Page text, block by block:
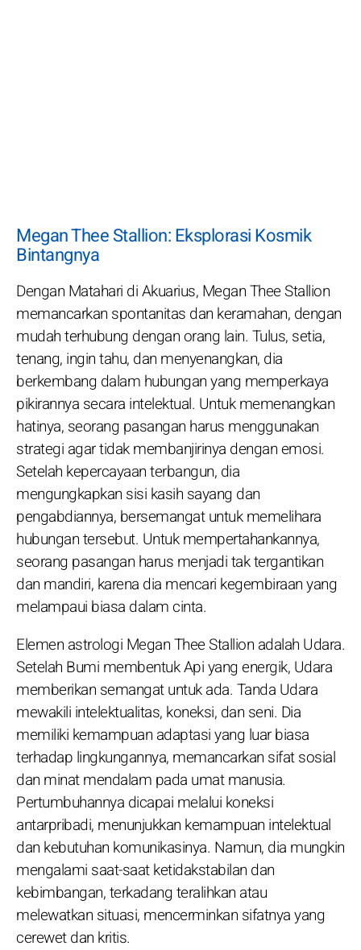
Megan Thee Stallion: Eksplorasi Kosmik
Bintangnya
Dengan Matahari di Akuarius, Megan Thee Stallion
memancarkan spontanitas dan keramahan, dengan
mudah terhubung dengan orang lain. Tulus, setia,
tenang, ingin tahu, dan menyenangkan, dia
berkembang dalam hubungan yang memperkaya
pikirannya secara intelektual. Untuk memenangkan
hatinya, seorang pasangan harus menggunakan
strategi agar tidak membanjirinya dengan emosi.
Setelah kepercayaan terbangun, dia
mengungkapkan sisi kasih sayang dan
pengabdiannya, bersemangat untuk memelihara
hubungan tersebut. Untuk mempertahankannya,
seorang pasangan harus menjadi tak tergantikan
dan mandiri, karena dia mencari kegembiraan yang
melampaui biasa dalam cinta.
Elemen astrologi Megan Thee Stallion adalah Udara.
Setelah Bumi membentuk Api yang energik, Udara
memberikan semangat untuk ada. Tanda Udara
mewakili intelektualitas, koneksi, dan seni. Dia
memiliki kemampuan adaptasi yang luar biasa
terhadap lingkungannya, memancarkan sifat sosial
dan minat mendalam pada umat manusia.
Pertumbuhannya dicapai melalui koneksi
antarpribadi, menunjukkan kemampuan intelektual
dan kebutuhan komunikasinya. Namun, dia mungkin
mengalami saat-saat ketidakstabilan dan
kebimbangan, terkadang teralihkan atau
melewatkan situasi, mencerminkan sifatnya yang
cerewet dan kritis.